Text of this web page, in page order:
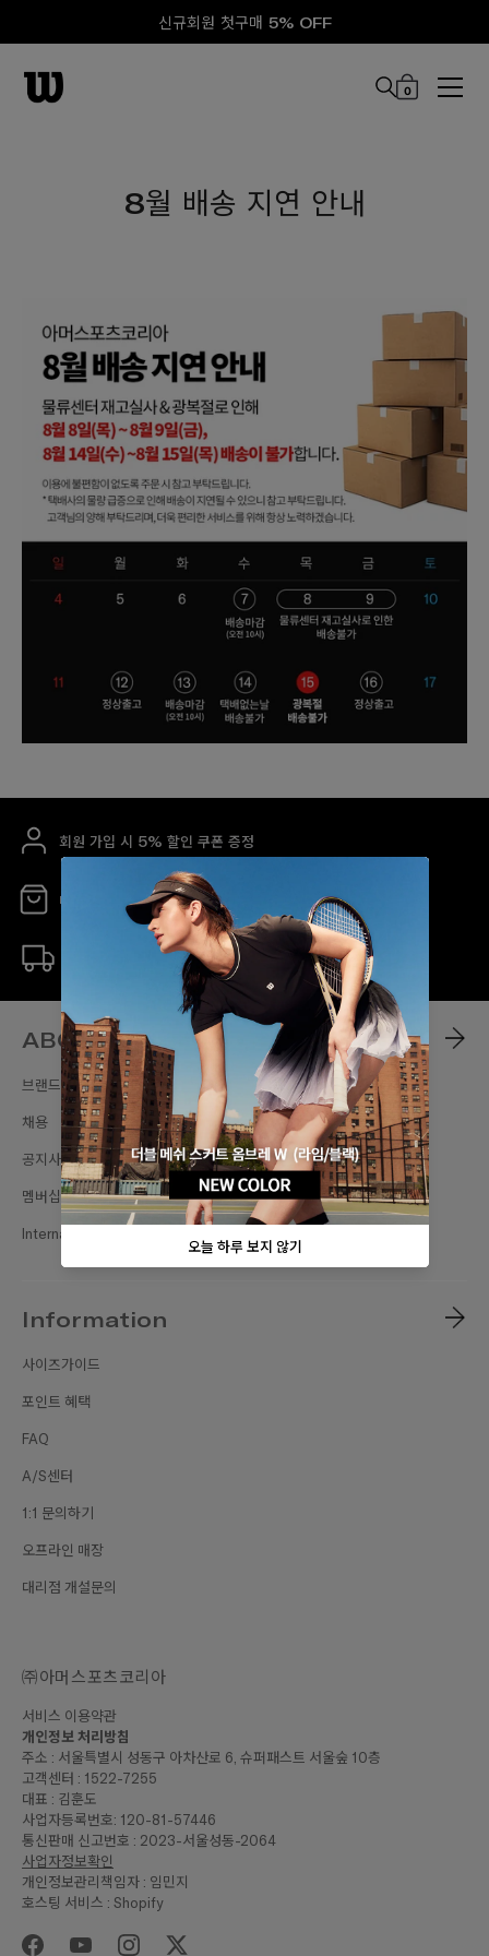
신규회원 첫구매 5% OFF
0
8월 배송 지연 안내
회원 가입 시 5% 할인 쿠폰 증정
매장 안내
ABOUT
브랜드스토리
채용
공지사항
멤버십
International Sites
Information
사이즈가이드
포인트 혜택
FAQ
A/S센터
1:1 문의하기
오프라인 매장
대리점 개설문의
㈜아머스포츠코리아
서비스 이용약관
개인정보 처리방침
주소 : 서울특별시 성동구 아차산로 6, 슈퍼패스트 서울숲 10층
고객센터 : 1522-7255
대표 : 김훈도
사업자등록번호: 120-81-57446
통신판매 신고번호 : 2023-서울성동-2064
사업자정보확인
개인정보관리책임자 : 임민지
호스팅 서비스 : Shopify